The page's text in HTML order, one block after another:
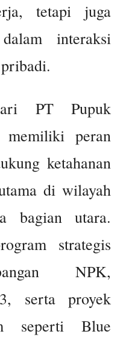
tetapi juga
interaksi
PT Pupuk
peran
ketahanan
di wilayah
bagian utara.
strategis
NPK,
serta proyek
seperti Blue